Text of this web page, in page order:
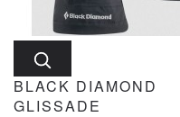
BLACK DIAMOND
GLISSADE